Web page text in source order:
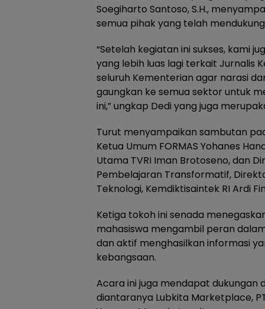
Soegiharto Santoso, S.H.,
semua pihak yang telah
“Setelah kegiatan ini sukses, kami
yang lebih luas lagi terkait Jurnalis
seluruh Kementerian agar narasi
gaungkan ke semua sektor untuk
ini,” ungkap Dedi yang juga
Turut menyampaikan sambutan
Ketua Umum FORMAS Yohanes
Utama TVRI Iman Brotoseno, dan
Pembelajaran Transformatif,
Teknologi, Kemdiktisaintek RI Ardi
Ketiga tokoh ini senada
mahasiswa mengambil peran
dan aktif menghasilkan informasi
kebangsaan.
Acara ini juga mendapat dukungan
diantaranya Lubkita Marketplace,